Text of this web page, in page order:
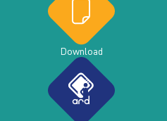
Download